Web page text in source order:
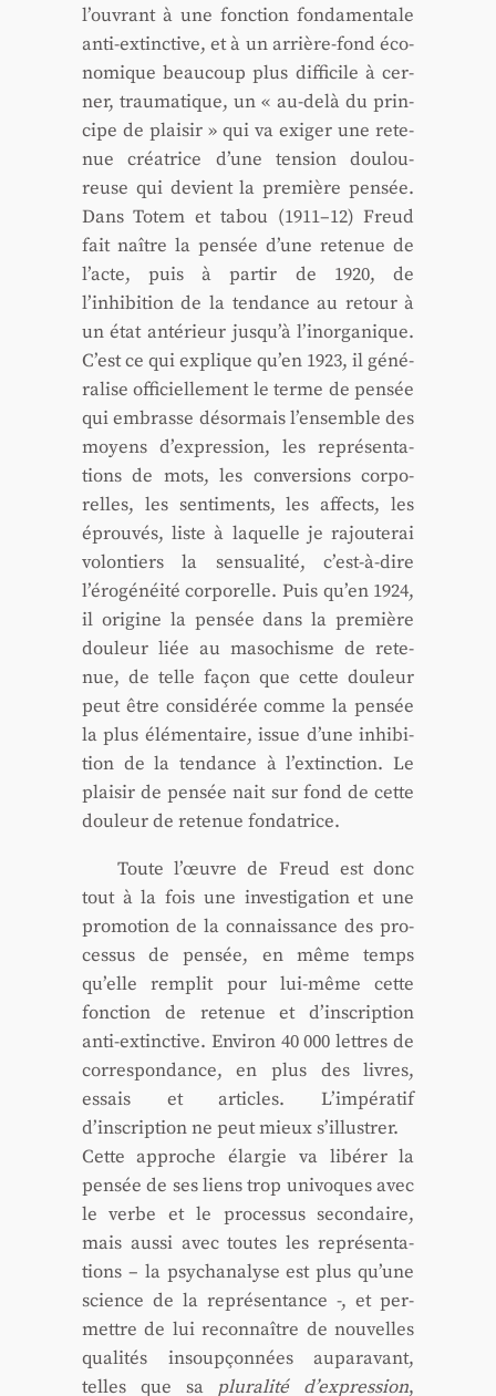
l’ouvrant à une fonc­tion fon­da­men­tale
anti-extinc­tive, et à un arrière-fond éco­
no­mique beau­coup plus dif­fi­cile à cer­
ner, trau­ma­tique, un « au-delà du prin­
cipe de plai­sir » qui va exi­ger une rete­
nue créa­trice d’une ten­sion dou­lou­
reuse qui devient la pre­mière pen­sée.
Dans Totem et tabou (1911–12) Freud
fait naître la pen­sée d’une rete­nue de
l’acte, puis à par­tir de 1920, de
l’inhibition de la ten­dance au retour à
un état anté­rieur jusqu’à l’inorganique.
C’est ce qui explique qu’en 1923, il géné­
ra­lise offi­ciel­le­ment le terme de pen­sée
qui embrasse désor­mais l’ensemble des
moyens d’expression, les repré­sen­ta­
tions de mots, les conver­sions cor­po­
relles, les sen­ti­ments, les affects, les
éprou­vés, liste à laquelle je rajou­te­rai
volon­tiers la sen­sua­li­té, c’est-à-dire
l’érogénéité cor­po­relle. Puis qu’en 1924,
il ori­gine la pen­sée dans la pre­mière
dou­leur liée au maso­chisme de rete­
nue, de telle façon que cette dou­leur
peut être consi­dé­rée comme la pen­sée
la plus élé­men­taire, issue d’une inhi­bi­
tion de la ten­dance à l’extinction. Le
plai­sir de pen­sée nait sur fond de cette
dou­leur de rete­nue fon­da­trice.
Toute l’œuvre de Freud est donc
tout à la fois une inves­ti­ga­tion et une
pro­mo­tion de la connais­sance des pro­
ces­sus de pen­sée, en même temps
qu’elle rem­plit pour lui-même cette
fonc­tion de rete­nue et d’inscription
anti-extinc­tive. Envi­ron 40 000 lettres de
cor­res­pon­dance, en plus des livres,
essais et articles. L’impératif
d’inscription ne peut mieux s’illustrer.
Cette approche élar­gie va libé­rer la
pen­sée de ses liens trop uni­voques avec
le verbe et le pro­ces­sus secon­daire,
mais aus­si avec toutes les repré­sen­ta­
tions – la psy­cha­na­lyse est plus qu’une
science de la repré­sen­tance -, et per­
mettre de lui recon­naître de nou­velles
qua­li­tés insoup­çon­nées aupa­ra­vant,
telles que sa plu­ra­li­té d’expression,